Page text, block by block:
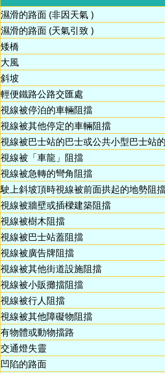
濕滑的路面 (非因天氣 )
濕滑的路面 (天氣引致 )
矮橋
大風
斜坡
輕便鐵路公路交匯處
視線被停泊的車輛阻擋
視線被其他停定的車輛阻擋
視線被巴士站的巴士或公共小型巴士站
視線被「車龍」阻擋
視線被急轉的彎角阻擋
駛上斜坡頂時視線被前面拱起的地勢阻
視線被牆壁或插樑建築阻擋
視線被樹木阻擋
視線被巴士站蓋阻擋
視線被廣告牌阻擋
視線被其他街道設施阻擋
視線被小販攤擋阻擋
視線被行人阻擋
視線被其他障礙物阻擋
有物體或動物擋路
交通燈失靈
凹陷的路面